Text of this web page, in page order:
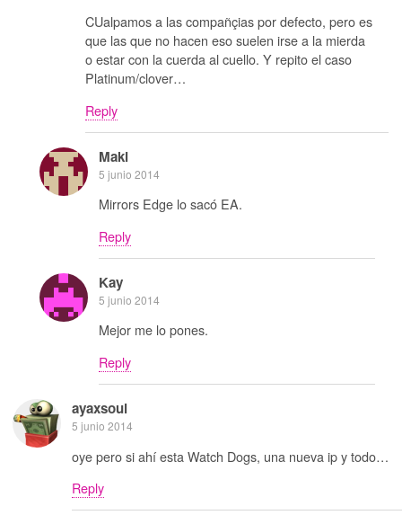
CUalpamos a las compañçias por defecto, pero es
que las que no hacen eso suelen irse a la mierda
o estar con la cuerda al cuello. Y repito el caso
Platinum/clover…
Reply
Maki
5 junio 2014
Mirrors Edge lo sacó EA.
Reply
Kay
5 junio 2014
Mejor me lo pones.
Reply
ayaxsoul
5 junio 2014
oye pero si ahí esta Watch Dogs, una nueva ip y todo…
Reply